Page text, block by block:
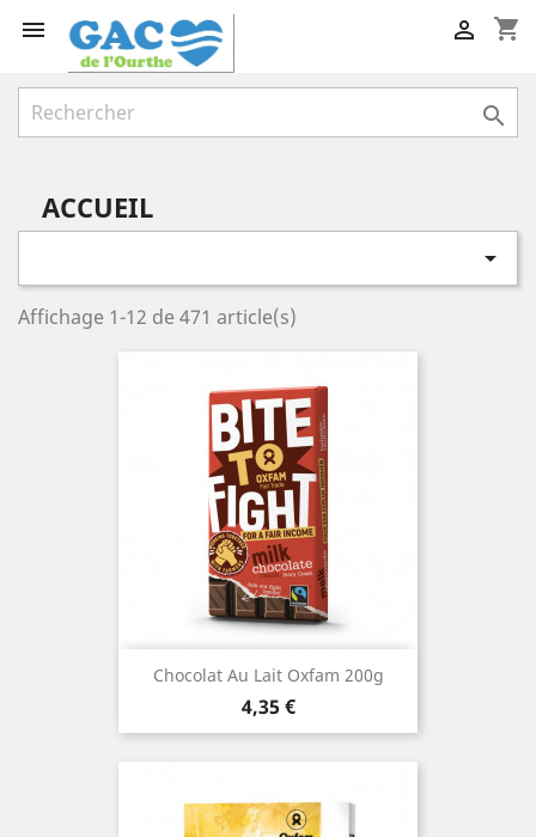
 shopping_cart


ACCUEIL

Affichage 1-12 de 471 article(s)
Chocolat Au Lait Oxfam 200g
Prix
4,35 €